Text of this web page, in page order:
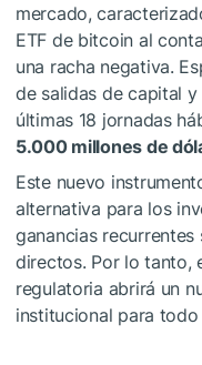
mercado,
ETF de bitcoin al
una racha negativa.
de salidas de capital
últimas 18 jornadas
5.000 millones de
Este nuevo
alternativa para los
ganancias
directos. Por lo tanto,
regulatoria abrirá un
institucional para todo